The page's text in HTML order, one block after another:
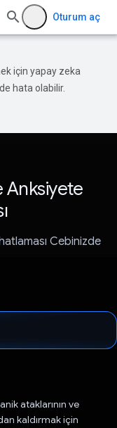
Oturum aç
için yapay zeka
hata olabilir.
Anksiyete
Cebinizde
ataklarının ve
kaldırmak için